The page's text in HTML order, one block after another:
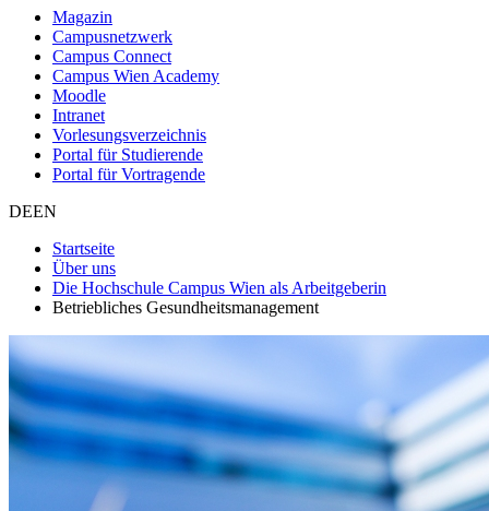
Magazin
Campusnetzwerk
Campus Connect
Campus Wien Academy
Moodle
Intranet
Vorlesungsverzeichnis
Portal für Studierende
Portal für Vortragende
DEEN
Startseite
Über uns
Die Hochschule Campus Wien als Arbeitgeberin
Betriebliches Gesundheitsmanagement